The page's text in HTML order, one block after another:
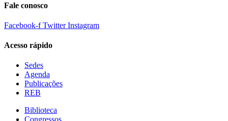
Fale conosco
Facebook-f Twitter Instagram
Acesso rápido
Sedes
Agenda
Publicações
REB
Biblioteca